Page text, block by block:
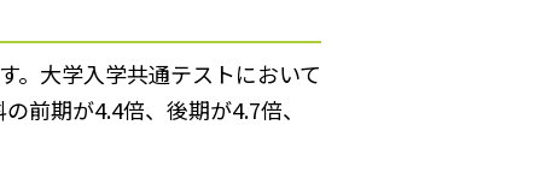
。大学入学共通テストにおいて
前期が4.4倍、後期が4.7倍、